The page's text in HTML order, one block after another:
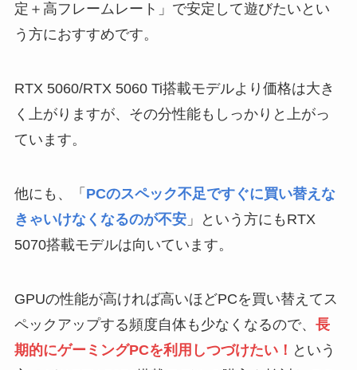
定＋高フレームレート」で安定して遊びたいとい
う方におすすめです。
RTX 5060/RTX 5060 Ti搭載モデルより価格は大き
く上がりますが、その分性能もしっかりと上がっ
ています。
他にも、「 PCのスペック不足ですぐに買い替えな
きゃいけなくなるのが不安」という方にもRTX
5070搭載モデルは向いています。
GPUの性能が高ければ高いほどPCを買い替えてス
ペックアップする頻度自体も少なくなるので、 長
期的にゲーミングPCを利用しつづけたい！ という